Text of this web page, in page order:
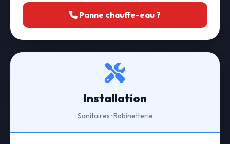
Panne chauffe-eau ?
Installation
Sanitaires · Robinetterie